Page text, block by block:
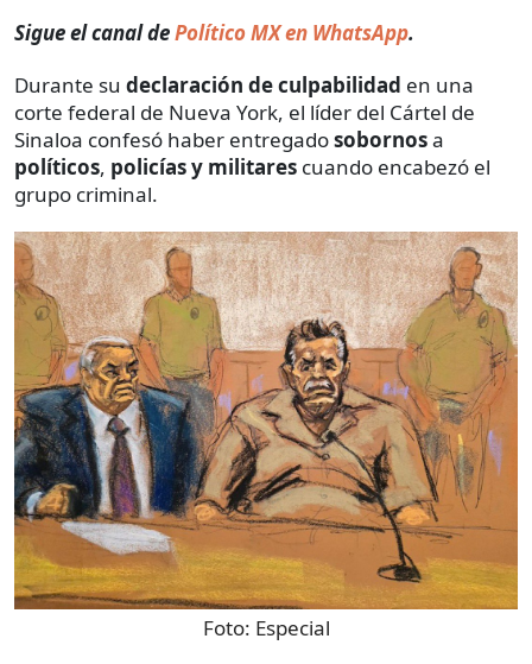
Sigue el canal dePolítico MX en WhatsApp.
Durante su declaración de culpabilidad en una
corte federal de Nueva York, el líder del Cártel de
Sinaloa confesó haber entregadosobornosa
políticos, policías y militares cuando encabezó el
grupo criminal.
Foto: Especial